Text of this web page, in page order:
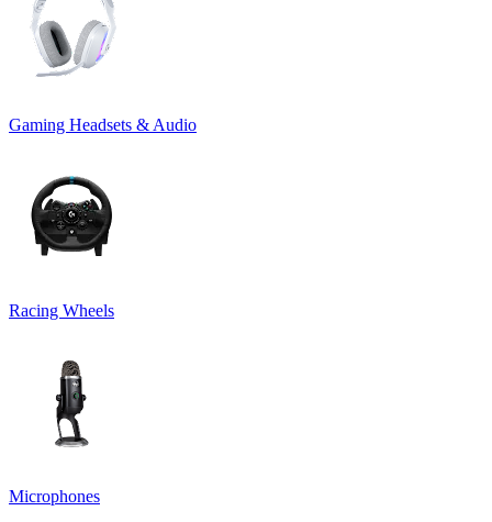
Gaming Headsets & Audio
Racing Wheels
Microphones